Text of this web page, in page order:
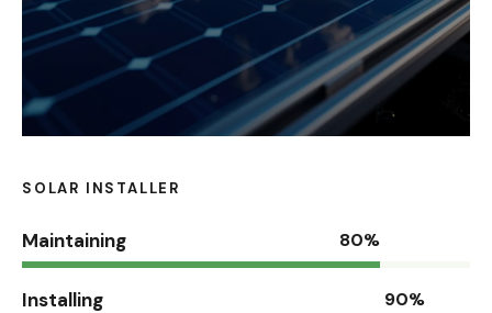
SOLAR INSTALLER
Maintaining 80%
Installing 90%